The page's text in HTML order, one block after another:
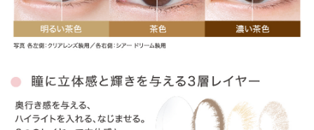
» ラディアントブライト
» ラディアントスウィート